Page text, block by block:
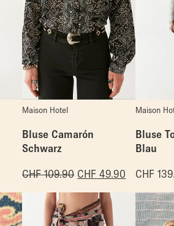
Maison Hotel
Bluse Camarón
Schwarz
CHF109.90 CHF 49.90
Maison
Bluse
Blau
CHF